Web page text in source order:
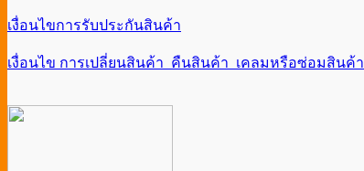
เงื่อนไขการรับประกันสินค้า
เงื่อนไข การเปลี่ยนสินค้า คืนสินค้า เคลมหรือซ่อมสินค้า